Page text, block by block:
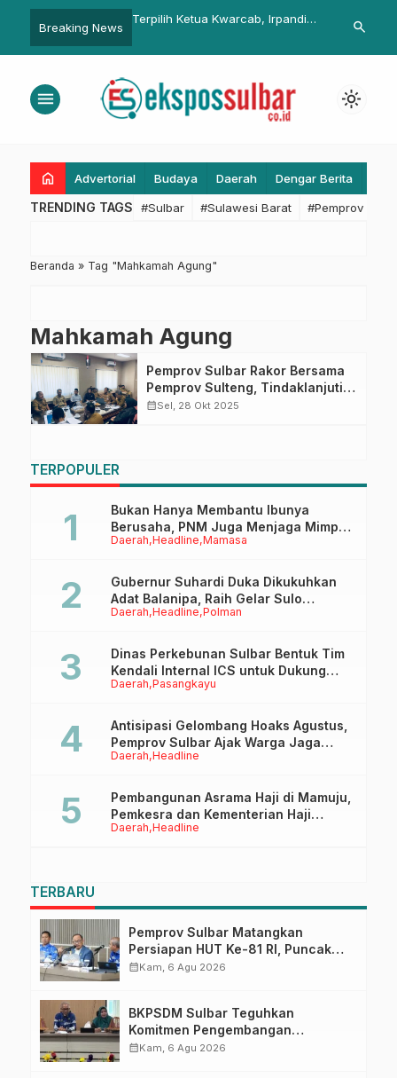
Breaking News
Perkuat Sinergi
Terpilih Ketua Kwarcab, Irpandi
Organisasi
Tahap Awal
Sepakat
search
menu light_mode
home Advertorial Budaya Daerah Dengar Berita
TRENDING TAGS #Sulbar #Sulawesi Barat #Pemprov
Beranda » Tag "Mahkamah Agung"
Mahkamah Agung
Pemprov Sulbar Rakor Bersama
Pemprov Sulteng, Tindaklanjuti
Keputusan MA
calendar_monthSel, 28 Okt 2025
TERPOPULER
Daerah Headline Mamasa
Bukan Hanya Membantu Ibunya
Berusaha, PNM Juga Menjaga Mimpi
Anaknya Untuk Menggapai Cita-Cita
Daerah Headline Polman
Gubernur Suhardi Duka Dikukuhkan
Adat Balanipa, Raih Gelar Sulo
Tappidena
Daerah Pasangkayu
Dinas Perkebunan Sulbar Bentuk Tim
Kendali Internal ICS untuk Dukung
Sertifikasi ISPO Pekebun di
Daerah Headline
Antisipasi Gelombang Hoaks Agustus,
Pemprov Sulbar Ajak Warga Jaga
Ruang Digital
Daerah Headline
Pembangunan Asrama Haji di Mamuju,
Pemkesra dan Kementerian Haji
Sulbar Tinjau Lokasi
TERBARU
Pemprov Sulbar Matangkan
Persiapan HUT Ke-81 RI, Puncak
Upacara di Lapangan Ahmad
calendar_monthKam, 6 Agu 2026
BKPSDM Sulbar Teguhkan
Komitmen Pengembangan
Kompetensi ASN melalui
calendar_monthKam, 6 Agu 2026